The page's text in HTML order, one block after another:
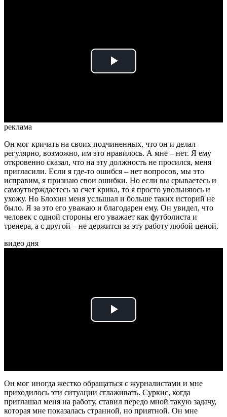
Play
реклама
Он мог кричать на своих подчиненных, что он и делал
регулярно, возможно, им это нравилось. А мне – нет. Я ему
откровенно сказал, что на эту должность не просился, меня
пригласили. Если я где-то ошибся – нет вопросов, мы это
исправим, я признаю свои ошибки. Но если вы срываетесь и
самоутверждаетесь за счет крика, то я просто увольняюсь и
ухожу. Но Блохин меня услышал и больше таких историй не
было. Я за это его уважаю и благодарен ему. Он увидел, что
человек с одной стороны его уважает как футболиста и
тренера, а с другой – не держится за эту работу любой ценой.
видео дня
Play
Он мог иногда жестко обращаться с журналистами и мне
приходилось эти ситуации сглаживать. Суркис, когда
приглашал меня на работу, ставил передо мной такую задачу,
которая мне показалась странной, но приятной. Он мне